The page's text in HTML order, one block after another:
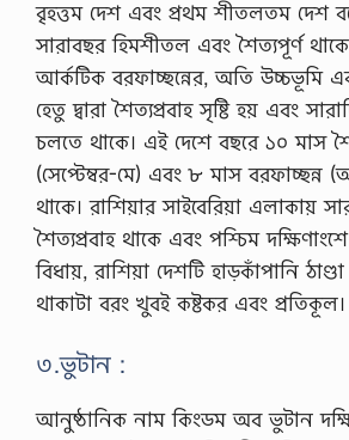
বৃহত্তম দেশ এবং প্রথম শীতলতম দেশ
সারাবছর হিমশীতল এবং শৈত্যপূর্ণ
আর্কটিক বরফাচ্ছন্নের, অতি উচ্চভূমি
হেতু দ্বারা শৈত্যপ্রবাহ সৃষ্টি হয় এবং
চলতে থাকে। এই দেশে বছরে ১০ মাস
(সেপ্টেম্বর-মে) এবং ৮ মাস বরফাচ্ছন্ন
থাকে। রাশিয়ার সাইবেরিয়া এলাকায়
শৈত্যপ্রবাহ থাকে এবং পশ্চিম
বিধায়, রাশিয়া দেশটি হাড়কাঁপানি
থাকাটা বরং খুবই কষ্টকর এবং প্রতিকূল।
৩.ভুটান :
আনুষ্ঠানিক নাম কিংডম অব ভুটান